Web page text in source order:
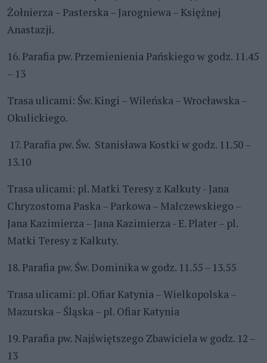
Żołnierza – Pasterska – Jarogniewa – Księżnej
Anastazji.
16. Parafia pw. Przemienienia Pańskiego w godz. 11.45
– 13
Trasa ulicami: Św. Kingi – Wileńska – Wrocławska –
Okulickiego.
17. Parafia pw. Św. Stanisława Kostki w godz. 11.50 –
13.10
Trasa ulicami: pl. Matki Teresy z Kalkuty - Jana
Chryzostoma Paska – Parkowa – Malczewskiego –
Jana Kazimierza – Jana Kazimierza - E. Plater – pl.
Matki Teresy z Kalkuty.
18. Parafia pw. Św. Dominika w godz. 11.55 – 13.55
Trasa ulicami: pl. Ofiar Katynia – Wielkopolska –
Mazurska – Śląska – pl. Ofiar Katynia
19. Parafia pw. Najświętszego Zbawiciela w godz. 12 –
13